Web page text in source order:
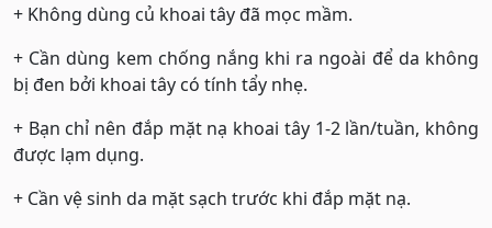
+ Không dùng củ khoai tây đã mọc mầm.
+ Cần dùng kem chống nắng khi ra ngoài để da không
bị đen bởi khoai tây có tính tẩy nhẹ.
+ Bạn chỉ nên đắp mặt nạ khoai tây 1-2 lần/tuần, không
được lạm dụng.
+ Cần vệ sinh da mặt sạch trước khi đắp mặt nạ.